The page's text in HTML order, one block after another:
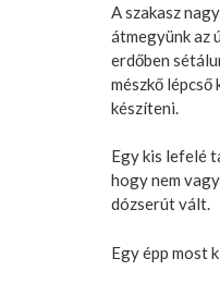
A szakasz
átmegyünk az
erdőben
mészkő
készíteni.
Egy kis lefelé
hogy nem
dózserút vált.
Egy épp most